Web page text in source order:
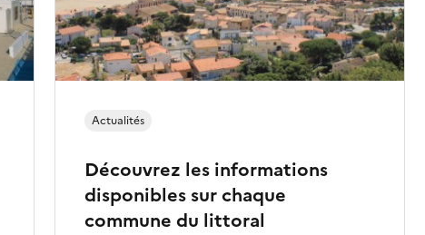
Découvrez les informations
disponibles sur chaque
commune du littoral
Actualités